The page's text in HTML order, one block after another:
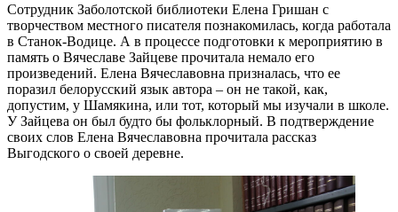
Сотрудник Заболотской библиотеки Елена Гришан с
творчеством местного писателя познакомилась, когда работала
в Станок-Водице. А в процессе подготовки к мероприятию в
память о Вячеславе Зайцеве прочитала немало его
произведений. Елена Вячеславовна призналась, что ее
поразил белорусский язык автора – он не такой, как,
допустим, у Шамякина, или тот, который мы изучали в школе.
У Зайцева он был будто бы фольклорный. В подтверждение
своих слов Елена Вячеславовна прочитала рассказ
Выгодского о своей деревне.